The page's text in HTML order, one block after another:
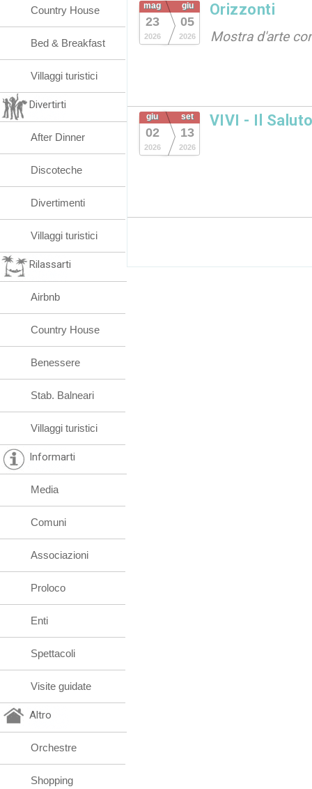
mag
23
2026
giu
05
2026
Orizzonti
Mostra d'arte
giu
02
2026
set
13
2026
VIVI - Il
Country House
Bed & Breakfast
Villaggi turistici
Divertirti
After Dinner
Discoteche
Divertimenti
Villaggi turistici
Rilassarti
Airbnb
Country House
Benessere
Stab. Balneari
Villaggi turistici
Informarti
Media
Comuni
Associazioni
Proloco
Enti
Spettacoli
Visite guidate
Altro
Orchestre
Shopping